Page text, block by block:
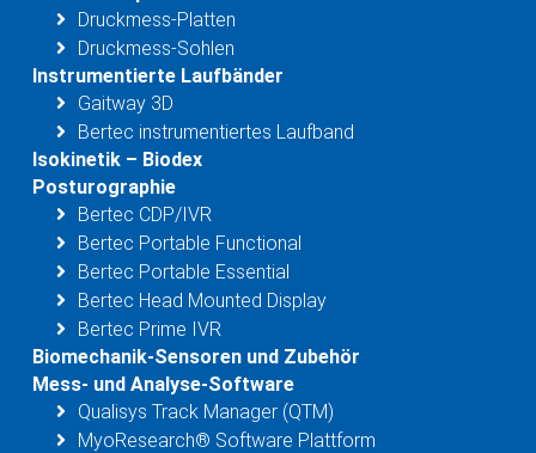
Druckmess-Platten
Druckmess-Sohlen
Instrumentierte Laufbänder
Gaitway 3D
Bertec instrumentiertes Laufband
Isokinetik – Biodex
Posturographie
Bertec CDP/IVR
Bertec Portable Functional
Bertec Portable Essential
Bertec Head Mounted Display
Bertec Prime IVR
Biomechanik-Sensoren und Zubehör
Mess- und Analyse-Software
Qualisys Track Manager (QTM)
MyoResearch® Software Plattform